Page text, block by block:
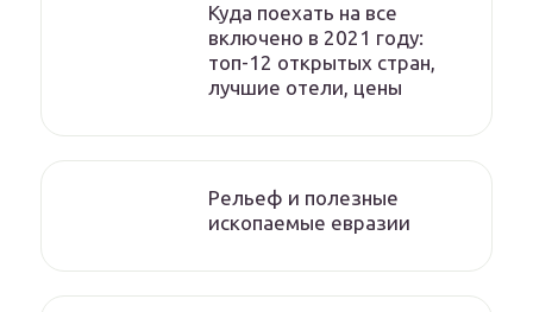
Куда поехать на все
включено в 2021 году:
топ-12 открытых стран,
лучшие отели, цены
Рельеф и полезные
ископаемые евразии